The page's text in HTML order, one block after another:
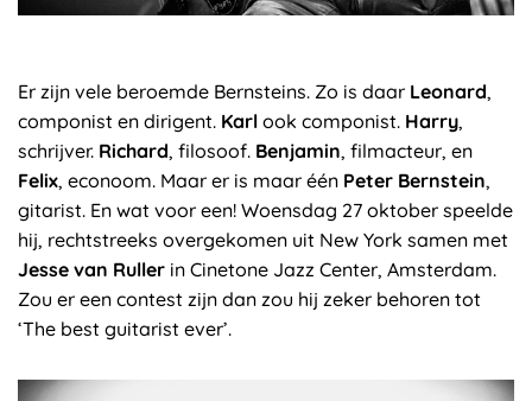
Er zijn vele beroemde Bernsteins. Zo is daar Leonard,
componist en dirigent. Karl ook componist. Harry,
schrijver. Richard, filosoof. Benjamin, filmacteur, en
Felix, econoom. Maar er is maar één Peter Bernstein,
gitarist. En wat voor een! Woensdag 27 oktober speelde
hij, rechtstreeks overgekomen uit New York samen met
Jesse van Ruller in Cinetone Jazz Center, Amsterdam.
Zou er een contest zijn dan zou hij zeker behoren tot
‘The best guitarist ever’.